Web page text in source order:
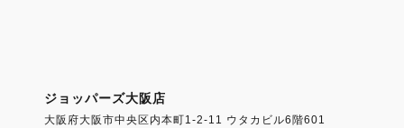
ジョッパーズ大阪店
大阪府大阪市中央区内本町1-2-11 ウタカビル6階601